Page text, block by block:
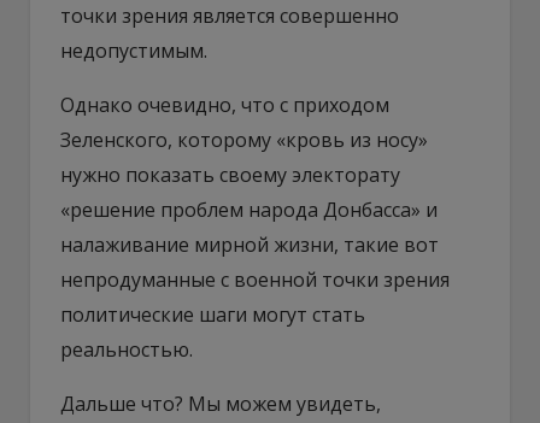
точки зрения является совершенно
недопустимым.
Однако очевидно, что с приходом
Зеленского, которому «кровь из носу»
нужно показать своему электорату
«решение проблем народа Донбасса» и
налаживание мирной жизни, такие вот
непродуманные с военной точки зрения
политические шаги могут стать
реальностью.
Дальше что? Мы можем увидеть,